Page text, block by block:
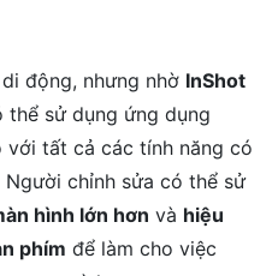
động, nhưng nhờ InShot
thể sử dụng ứng dụng
với tất cả các tính năng có
chỉnh sửa có thể sử
hình lớn hơn và hiệu
phím để làm cho việc